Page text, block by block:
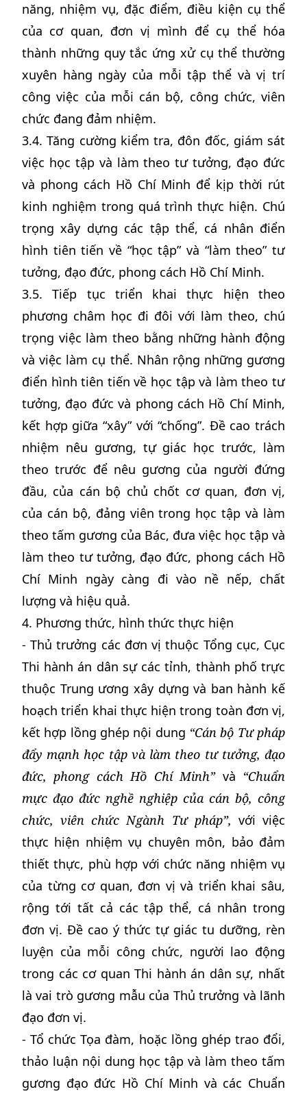
năng, nhiệm vụ, đặc điểm, điều kiện cụ thể
của cơ quan, đơn vị mình để cụ thể hóa
thành những quy tắc ứng xử cụ thể thường
xuyên hàng ngày của mỗi tập thể và vị trí
công việc của mỗi cán bộ, công chức, viên
chức đang đảm nhiệm.
3.4. Tăng cường kiểm tra, đôn đốc, giám sát
việc học tập và làm theo tư tưởng, đạo đức
và phong cách Hồ Chí Minh để kịp thời rút
kinh nghiệm trong quá trình thực hiện. Chú
trọng xây dựng các tập thể, cá nhân điển
hình tiên tiến về “học tập” và “làm theo” tư
tưởng, đạo đức, phong cách Hồ Chí Minh.
3.5. Tiếp tục triển khai thực hiện theo
phương châm học đi đôi với làm theo, chú
trọng việc làm theo bằng những hành động
và việc làm cụ thể. Nhân rộng những gương
điển hình tiên tiến về học tập và làm theo tư
tưởng, đạo đức và phong cách Hồ Chí Minh,
kết hợp giữa “xây” với “chống”. Đề cao trách
nhiệm nêu gương, tự giác học trước, làm
theo trước để nêu gương của người đứng
đầu, của cán bộ chủ chốt cơ quan, đơn vị,
của cán bộ, đảng viên trong học tập và làm
theo tấm gương của Bác, đưa việc học tập và
làm theo tư tưởng, đạo đức, phong cách Hồ
Chí Minh ngày càng đi vào nề nếp, chất
lượng và hiệu quả.
4. Phương thức, hình thức thực hiện
- Thủ trưởng các đơn vị thuộc Tổng cục, Cục
Thi hành án dân sự các tỉnh, thành phố trực
thuộc Trung ương xây dựng và ban hành kế
hoạch triển khai thực hiện trong toàn đơn vị,
kết hợp lồng ghép nội dung “Cán bộ Tư pháp
đẩy mạnh học tập và làm theo tư tưởng, đạo
đức, phong cách Hồ Chí Minh”và “Chuẩn
mực đạo đức nghề nghiệp của cán bộ, công
chức, viên chức Ngành Tư pháp”, với việc
thực hiện nhiệm vụ chuyên môn, bảo đảm
thiết thực, phù hợp với chức năng nhiệm vụ
của từng cơ quan, đơn vị và triển khai sâu,
rộng tới tất cả các tập thể, cá nhân trong
đơn vị. Đề cao ý thức tự giác tu dưỡng, rèn
luyện của mỗi công chức, người lao động
trong các cơ quan Thi hành án dân sự, nhất
là vai trò gương mẫu của Thủ trưởng và lãnh
đạo đơn vị.
- Tổ chức Tọa đàm, hoặc lồng ghép trao đổi,
thảo luận nội dung học tập và làm theo tấm
gương đạo đức Hồ Chí Minh và các Chuẩn